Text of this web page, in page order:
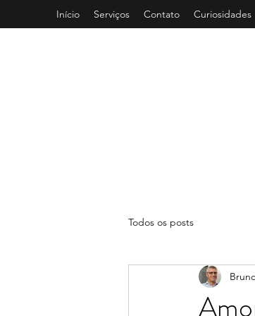
Início Serviços Contato Curiosidades
Todos os posts